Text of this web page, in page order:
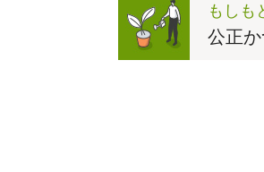
もしも
公正